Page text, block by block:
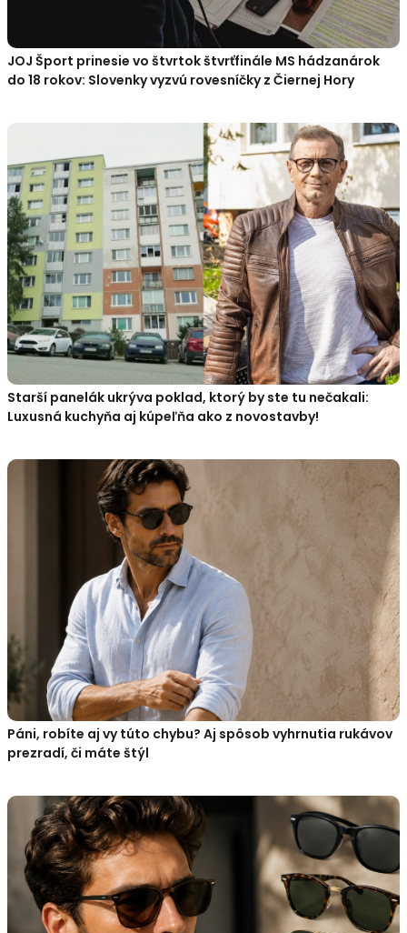
JOJ Šport prinesie vo štvrtok štvrťfinále MS hádzanárok
do 18 rokov: Slovenky vyzvú rovesníčky z Čiernej Hory
Starší panelák ukrýva poklad, ktorý by ste tu nečakali:
Luxusná kuchyňa aj kúpeľňa ako z novostavby!
Páni, robíte aj vy túto chybu? Aj spôsob vyhrnutia rukávov
prezradí, či máte štýl